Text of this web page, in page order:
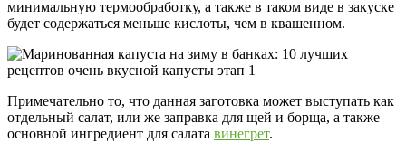
минимальную термообработку, а также в таком виде в закуске
будет содержаться меньше кислоты, чем в квашенном.
Примечательно то, что данная заготовка может выступать как
отдельный салат, или же заправка для щей и борща, а также
основной ингредиент для салата винегрет.